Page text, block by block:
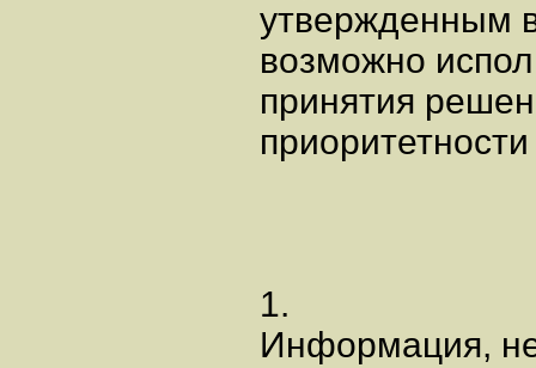
утвержденным
возможно
принятия
1.
Информация,